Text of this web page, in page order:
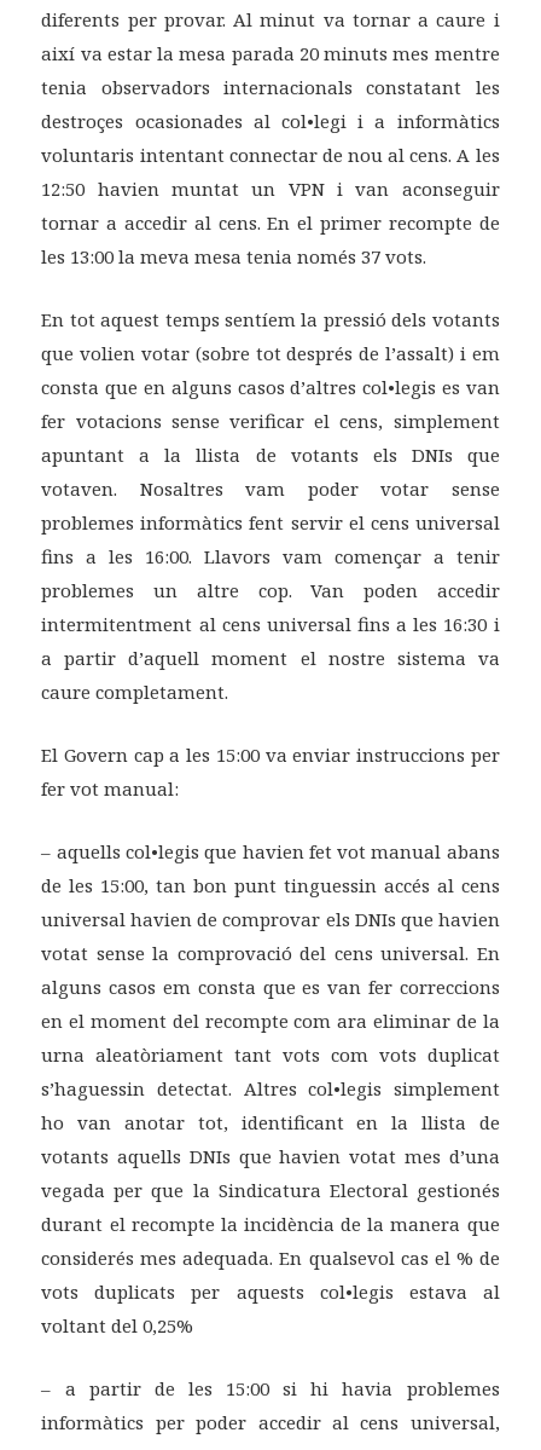
diferents per provar. Al minut va tornar a caure i
així va estar la mesa parada 20 minuts mes mentre
tenia observadors internacionals constatant les
destroçes ocasionades al col•legi i a informàtics
voluntaris intentant connectar de nou al cens. A les
12:50 havien muntat un VPN i van aconseguir
tornar a accedir al cens. En el primer recompte de
les 13:00 la meva mesa tenia només 37 vots.
En tot aquest temps sentíem la pressió dels votants
que volien votar (sobre tot després de l’assalt) i em
consta que en alguns casos d’altres col•legis es van
fer votacions sense verificar el cens, simplement
apuntant a la llista de votants els DNIs que
votaven. Nosaltres vam poder votar sense
problemes informàtics fent servir el cens universal
fins a les 16:00. Llavors vam començar a tenir
problemes un altre cop. Van poden accedir
intermitentment al cens universal fins a les 16:30 i
a partir d’aquell moment el nostre sistema va
caure completament.
El Govern cap a les 15:00 va enviar instruccions per
fer vot manual:
– aquells col•legis que havien fet vot manual abans
de les 15:00, tan bon punt tinguessin accés al cens
universal havien de comprovar els DNIs que havien
votat sense la comprovació del cens universal. En
alguns casos em consta que es van fer correccions
en el moment del recompte com ara eliminar de la
urna aleatòriament tant vots com vots duplicat
s’haguessin detectat. Altres col•legis simplement
ho van anotar tot, identificant en la llista de
votants aquells DNIs que havien votat mes d’una
vegada per que la Sindicatura Electoral gestionés
durant el recompte la incidència de la manera que
considerés mes adequada. En qualsevol cas el % de
vots duplicats per aquests col•legis estava al
voltant del 0,25%
– a partir de les 15:00 si hi havia problemes
informàtics per poder accedir al cens universal,